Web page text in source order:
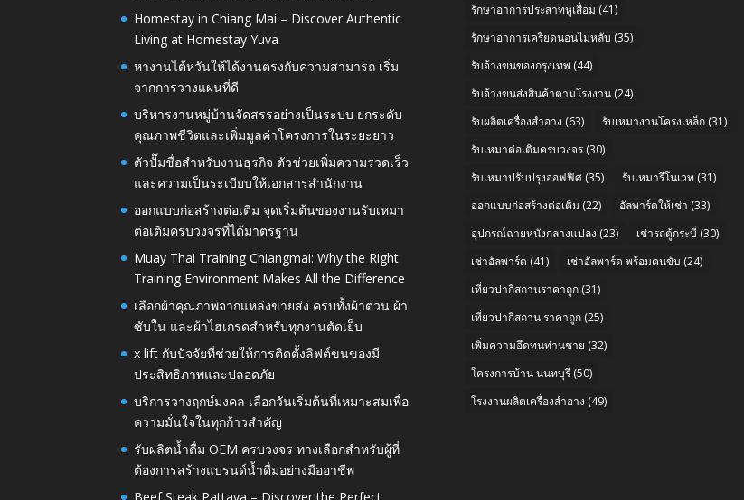
Homestay in Chiang Mai – Discover Authentic
Living at Homestay Yuva
หางานไต้หวันให้ได้งานตรงกับความสามารถ เริ่ม
จากการวางแผนที่ดี
บริหารงานหมู่บ้านจัดสรรอย่างเป็นระบบ ยกระดับ
คุณภาพชีวิตและเพิ่มมูลค่าโครงการในระยะยาว
ตัวปั๊มชื่อสำหรับงานธุรกิจ ตัวช่วยเพิ่มความรวดเร็ว
และความเป็นระเบียบให้เอกสารสำนักงาน
ออกแบบก่อสร้างต่อเติม จุดเริ่มต้นของงานรับเหมา
ต่อเติมครบวงจรที่ได้มาตรฐาน
Muay Thai Training Chiangmai: Why the Right
Training Environment Makes All the Difference
เลือกผ้าคุณภาพจากแหล่งขายส่ง ครบทั้งผ้าต่วน ผ้า
ซับใน และผ้าไฮเกรดสำหรับทุกงานตัดเย็บ
x lift กับปัจจัยที่ช่วยให้การติดตั้งลิฟต์ขนของมี
ประสิทธิภาพและปลอดภัย
บริการวางฤกษ์มงคล เลือกวันเริ่มต้นที่เหมาะสมเพื่อ
ความมั่นใจในทุกก้าวสำคัญ
รับผลิตน้ำดื่ม OEM ครบวงจร ทางเลือกสำหรับผู้ที่
ต้องการสร้างแบรนด์น้ำดื่มอย่างมืออาชีพ
รักษาอาการประสาทหูเสื่อม (41)
รักษาอาการเครียดนอนไม่หลับ (35)
รับจ้างขนของกรุงเทพ (44)
รับจ้างขนส่งสินค้าตามโรงงาน(24)
รับผลิตเครื่องสำอาง (63) รับเหมางานโครงเหล็ก(31)
รับเหมาต่อเติมครบวงจร(30)
รับเหมาปรับปรุงออฟฟิศ(35) รับเหมารีโนเวท (31)
ออกแบบก่อสร้างต่อเติม (22) อัลพาร์ดให้เช่า (33)
อุปกรณ์ฉายหนังกลางแปลง (23) เช่ารถตู้กระบี่ (30)
เช่าอัลพาร์ด (41) เช่าอัลพาร์ด พร้อมคนขับ (24)
เที่ยวปากีสถานราคาถูก(31)
เที่ยวปากีสถาน ราคาถูก(25)
เพิ่มความอึดทนท่านชาย (32)
โครงการบ้าน นนทบุรี(50)
โรงงานผลิตเครื่องสำอาง (49)